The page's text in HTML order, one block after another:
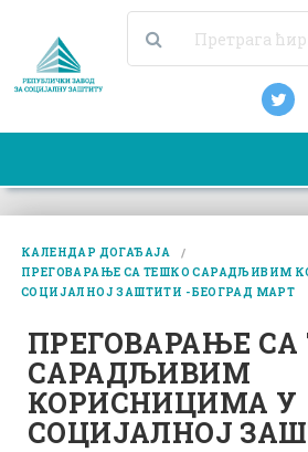
КАЛЕНДАР ДОГАЂАЈА
ПРЕГОВАРАЊЕ СА ТЕШКО САРАДЉИВИМ
СОЦИЈАЛНОЈ ЗАШТИТИ - БЕОГРАД МАРТ
ПРЕГОВАРАЊЕ
САРАДЉИВИМ
КОРИСНИЦИМА У
СОЦИЈАЛНОЈ